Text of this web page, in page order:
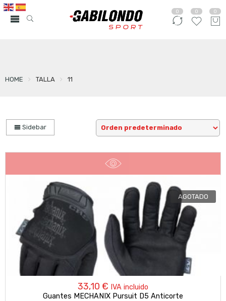
0 0 0
HOME TALLA 11
Sidebar
AGOTADO
33,10 € IVA incluido
Guantes MECHANIX Pursuit D5 Anticorte